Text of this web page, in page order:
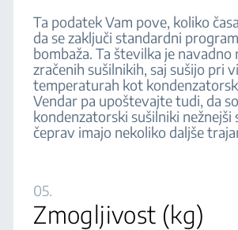
Ta podatek Vam pove, koliko
da se zaključi standardni
bombaža. Ta številka je navadno
zračenih sušilnikih, saj sušijo pri
temperaturah kot
Vendar pa upoštevajte tudi, da so
kondenzatorski sušilniki nežnejši
čeprav imajo nekoliko daljše
05.
Zmogljivost (kg)